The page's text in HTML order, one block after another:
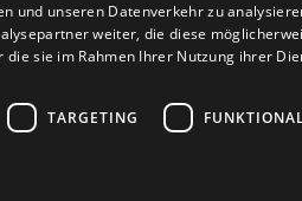

und unseren Datenverkehr zu
weiter, die diese
sie im Rahmen Ihrer Nutzung ihrer
TARGETING